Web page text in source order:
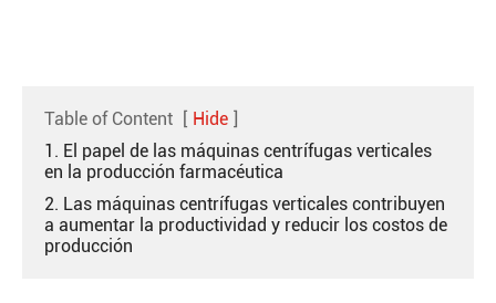
Table of Content [ Hide ]
1. El papel de las máquinas centrífugas verticales
en la producción farmacéutica
2. Las máquinas centrífugas verticales contribuyen
a aumentar la productividad y reducir los costos de
producción